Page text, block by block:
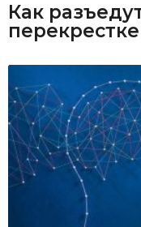
Как
перекрестке